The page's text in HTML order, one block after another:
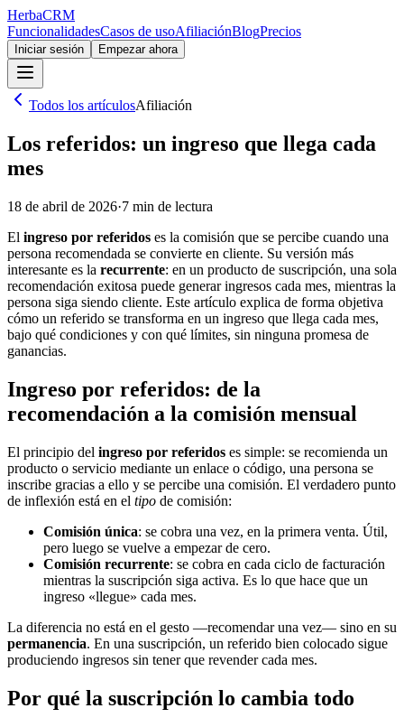
HerbaCRM
FuncionalidadesCasos de usoAfiliaciónBlogPrecios
Iniciar sesión Empezar ahora
Todos los artículosAfiliación
Los referidos: un ingreso que llega cada
mes
18 de abril de 2026·7 min de lectura
El ingreso por referidos es la comisión que se percibe cuando una
persona recomendada se convierte en cliente. Su versión más
interesante es la recurrente: en un producto de suscripción, una sola
recomendación exitosa puede generar ingresos cada mes, mientras la
persona siga siendo cliente. Este artículo explica de forma objetiva
cómo un referido se transforma en un ingreso que llega cada mes,
bajo qué condiciones y con qué límites, sin ninguna promesa de
ganancias.
Ingreso por referidos: de la
recomendación a la comisión mensual
El principio del ingreso por referidos es simple: se recomienda un
producto o servicio mediante un enlace o código, una persona se
inscribe gracias a ello y se percibe una comisión. El verdadero punto
de inflexión está en el tipo de comisión:
Comisión única: se cobra una vez, en la primera venta. Útil,
pero luego se vuelve a empezar de cero.
Comisión recurrente: se cobra en cada ciclo de facturación
mientras la suscripción siga activa. Es lo que hace que un
ingreso «llegue» cada mes.
La diferencia no está en el gesto —recomendar una vez— sino en su
permanencia. En una suscripción, un referido bien colocado sigue
produciendo ingresos sin tener que revender cada mes.
Por qué la suscripción lo cambia todo